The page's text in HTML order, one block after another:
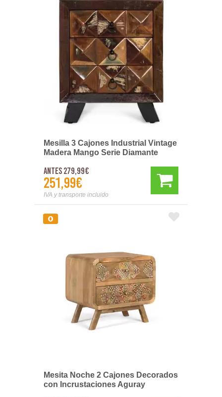
Mesilla 3 Cajones Industrial Vintage
Madera Mango Serie Diamante
Antes 279,99€
251,99€
IVA y transporte incluido
Mesita Noche 2 Cajones Decorados
con Incrustaciones Aguray